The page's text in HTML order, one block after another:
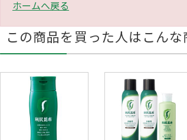
ホームへ戻る
この商品を買った人はこん